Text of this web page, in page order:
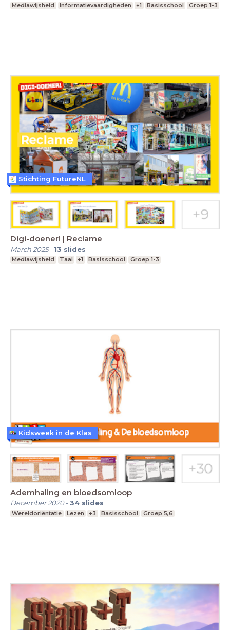
Mediawijsheid Informatievaardigheden +1 Basisschool Groep 1-3
Digi-doener! | Reclame
March 2025- 13 slides
Mediawijsheid Taal +1 Basisschool Groep 1-3
Stichting FutureNL
Ademhaling en bloedsomloop
December 2020-34 slides
Wereldoriëntatie Lezen +3 Basisschool Groep 5,6
Kidsweek in de Klas